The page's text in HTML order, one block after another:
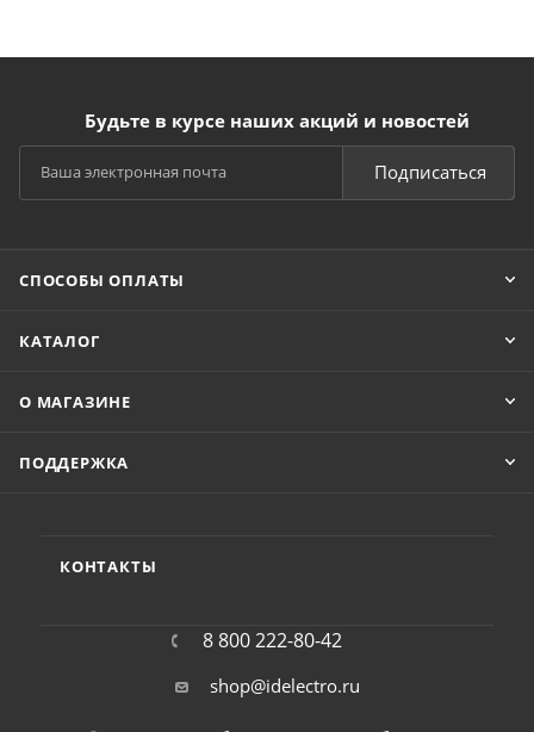
Будьте в курсе наших акций и новостей
Подписаться
СПОСОБЫ ОПЛАТЫ
КАТАЛОГ
О МАГАЗИНЕ
ПОДДЕРЖКА
КОНТАКТЫ
8 800 222-80-42
shop@idelectro.ru